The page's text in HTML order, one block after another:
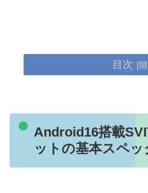
目次
Android16搭載
ットの基本スペッ